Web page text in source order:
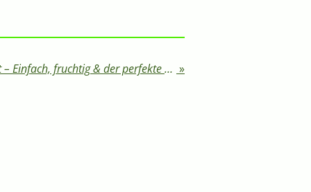
Erdbeer Margarita Rezept – Einfach, fruchtig & der perfekte Sommer Cocktail »